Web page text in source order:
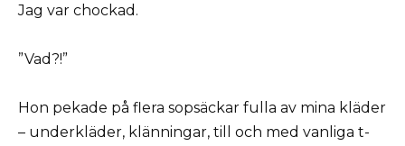
Jag var chockad.
”Vad?!”
Hon pekade på flera sopsäckar fulla av mina kläder
– underkläder, klänningar, till och med vanliga t-